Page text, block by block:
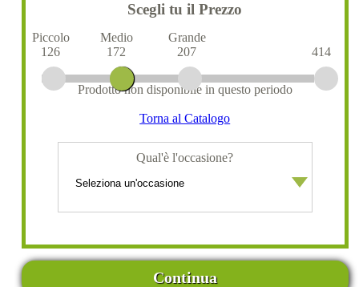
Scegli tu il Prezzo
Piccolo
126
Medio
172
Grande
207
414
Prodotto non disponibile in questo periodo
Torna al Catalogo
Qual'è l'occasione?
Continua